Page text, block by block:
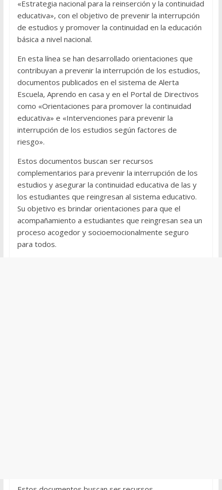
«Estrategia nacional para la reinserción y la continuidad
educativa», con el objetivo de prevenir la interrupción
de estudios y promover la continuidad en la educación
básica a nivel nacional.
En esta línea se han desarrollado orientaciones que
contribuyan a prevenir la interrupción de los estudios,
documentos publicados en el sistema de Alerta
Escuela, Aprendo en casa y en el Portal de Directivos
como «Orientaciones para promover la continuidad
educativa» e «Intervenciones para prevenir la
interrupción de los estudios según factores de
riesgo».
Estos documentos buscan ser recursos
complementarios para prevenir la interrupción de los
estudios y asegurar la continuidad educativa de las y
los estudiantes que reingresan al sistema educativo.
Su objetivo es brindar orientaciones para que el
acompañamiento a estudiantes que reingresan sea un
proceso acogedor y socioemocionalmente seguro
para todos.